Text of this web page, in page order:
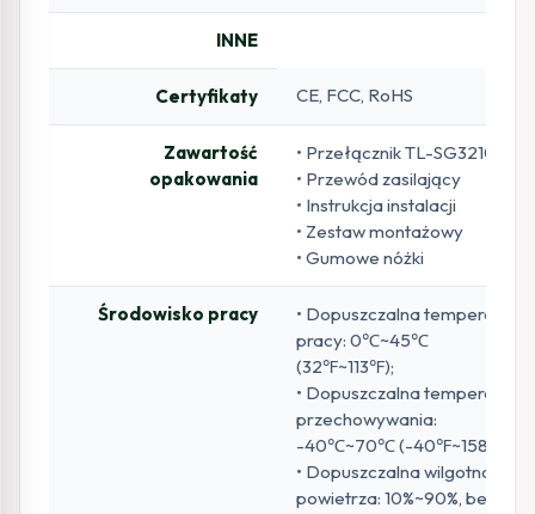
INNE
Certyfikaty CE, FCC, RoHS
Zawartość
opakowania
• Przełącznik TL-SG3210
• Przewód zasilający
• Instrukcja instalacji
• Zestaw montażowy
• Gumowe nóżki
Środowisko pracy
• Dopuszczalna temperatura
pracy: 0℃~45℃
(32℉~113℉);
• Dopuszczalna temperatura
przechowywania:
-40℃~70℃ (-40℉~158℉);
• Dopuszczalna wilgotność
powietrza: 10%~90%, bez